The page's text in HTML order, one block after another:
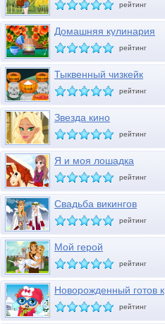
рейтинг
Домашняя кулинария
26
рейтинг
Тыквенный чизкейк
рейтинг
Звезда кино
рейтинг
Я и моя лошадка
рейтинг
Свадьба викингов
рейтинг
Мой герой
рейтинг
Новорожденный готов к
зиме
рейтинг